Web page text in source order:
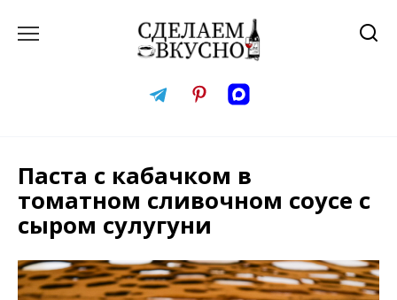
Паста с кабачком в
томатном сливочном соусе с
сыром сулугуни